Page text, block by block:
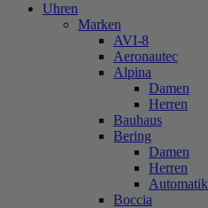
Uhren
Marken
AVI-8
Aeronautec
Alpina
Damen
Herren
Bauhaus
Bering
Damen
Herren
Automatik
Boccia